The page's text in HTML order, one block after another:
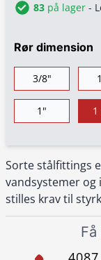
Sorte stålfittings
vandsystemer
stilles krav til
83 på lager -
Rør dimension
3/8"
1" 1